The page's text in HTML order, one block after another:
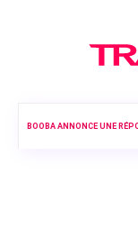
BOOBA ANNONCE UNE